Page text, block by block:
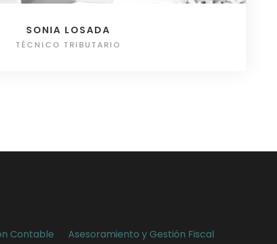
SONIA LOSADA
TÉCNICO TRIBUTARIO
Contable Asesoramiento y Gestión Fiscal